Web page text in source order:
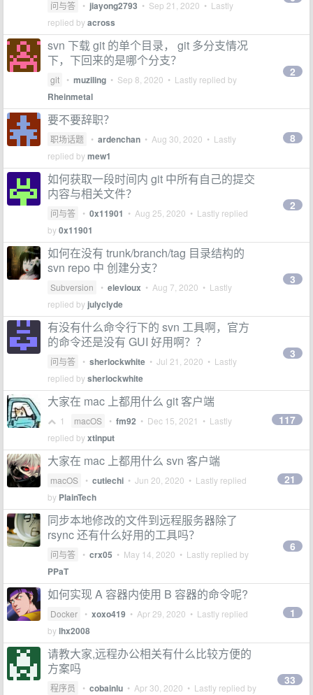
问与答 • jiayong2793 • Sep 21, 2020 • Lastly
replied byacross
svn 下载 git 的单个目录， git 多分支情况
下，下回来的是哪个分支？
git • muziling • Sep 8, 2020 • Lastly replied by
Rheinmetal
2
要不要辞职？
职场话题 • ardenchan • Aug 30, 2020 • Lastly
replied bymew1
8
如何获取一段时间内 git 中所有自己的提交
内容与相关文件？
问与答 • 0x11901 • Aug 25, 2020 • Lastly replied
by0x11901
2
如何在没有 trunk/branch/tag 目录结构的
svn repo 中 创建分支？
Subversion • elevioux • Aug 7, 2020 • Lastly
replied by julyclyde
3
有没有什么命令行下的 svn 工具啊，官方
的命令还是没有 GUI 好用啊？？
问与答 • sherlockwhite • Jul 21, 2020 • Lastly
replied bysherlockwhite
3
大家在 mac 上都用什么 git 客户端
1 macOS • fm92 • Dec 15, 2021 • Lastly
replied byxtinput
117
大家在 mac 上都用什么 svn 客户端
macOS • cutiechi • Jun 20, 2020 • Lastly replied
by PlainTech
21
同步本地修改的文件到远程服务器除了
rsync 还有什么好用的工具吗？
问与答 • crx05 • May 14, 2020 • Lastly replied by
PPaT
6
如何实现 A 容器内使用 B 容器的命令呢?
Docker • xoxo419 • Apr 29, 2020 • Lastly replied
bylhx2008
1
请教大家,远程办公相关有什么比较方便的
方案吗
程序员 • cobainlu • Apr 30, 2020 • Lastly replied by
33